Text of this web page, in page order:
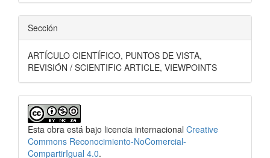
Sección
ARTÍCULO CIENTÍFICO, PUNTOS DE VISTA,
REVISIÓN / SCIENTIFIC ARTICLE, VIEWPOINTS
Esta obra está bajo licencia internacional Creative
Commons Reconocimiento-NoComercial-
CompartirIgual 4.0.